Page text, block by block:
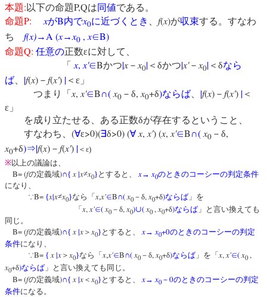
本題:以下の命題P,Qは同値である。
命題P: xがB内でx0に近づくとき 、 f(x)が収束する。すなわ
ち
f(x)→ A (x→x0 , x∈B)
命題Q: 任意の正数εに対して、
「 x, x'∈Bかつ|x － x0| ＜δかつ|x'－ x0| ＜δなら
ば
|f(x) － f(x') | ＜ε」
つまり「 x, x'∈B∩( x0 －δ, x0+δ)ならば |f(x) － f(x') | ＜
ε」
を成り立たせる、ある正数δが存在するということ、
すなわち、 (∀ε>0)(∃δ>0) (∀ x, x') (x, x'∈B∩( x0 －δ,
x0+δ)⇒|f(x) － f(x') | ＜ε)
※以上の議論は、
B= (fの定義域)∩{ x|x≠x0} とすると、 x→ x0のときのコーシーの判定条件
になり、
∵B= {x|x≠x0}なら「x,x'∈B∩(x0 －δ,x0+δ)ならば 」を
「 x,x'∈(x0 －δ,x0)∪(x0 ,x0+δ)ならば 」と言い換えても
同じ。
B= (fの定義域)∩{ x|x ＞x0} とすると、 x→ x0+0のときのコーシーの判定
条件になり、
∵B= { x|x ＞ x0}なら「 x,x'∈B∩(x0 －δ,x0+δ)ならば 」を「 x,x'∈(x0 ,
x0+δ)ならば 」と言い換えても同じ。
B= (fの定義域)∩{ x|x ＜x0} とすると、 x→ x0－ 0のときのコーシーの判定
条件になる。